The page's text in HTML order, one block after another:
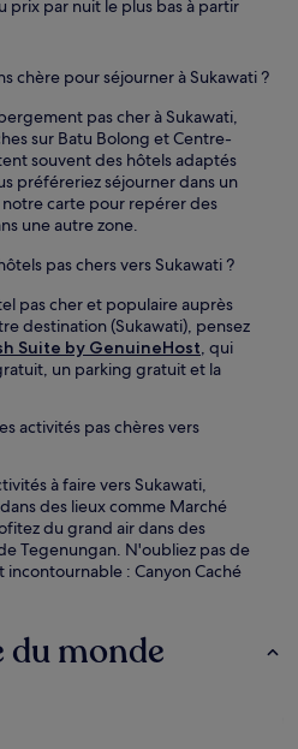
prix par nuit le plus bas à partir
chère pour séjourner à Sukawati ?
pas cher à Sukawati,
sur Batu Bolong et Centre-
souvent des hôtels adaptés
préféreriez séjourner dans un
carte pour repérer des
une autre zone.
pas chers vers Sukawati ?
pas cher et populaire auprès
destination (Sukawati), pensez
Suite by GenuineHost , qui
un parking gratuit et la
activités pas chères vers
à faire vers Sukawati,
des lieux comme Marché
du grand air dans des
Tegenungan. N'oubliez pas de
: Canyon Caché
du monde